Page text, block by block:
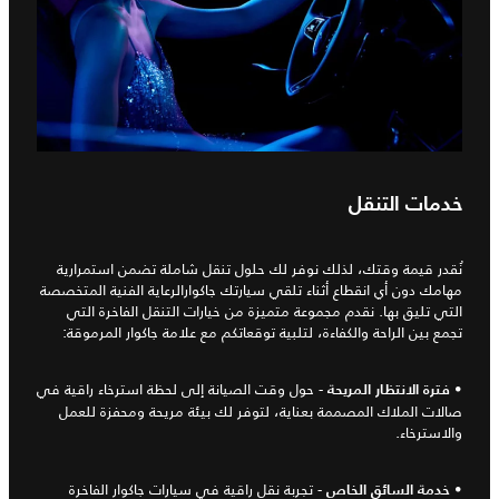
خدمات التنقل
نُقدر قيمة وقتك، لذلك نوفر لك حلول تنقل شاملة تضمن استمرارية
مهامك دون أي انقطاع أثناء تلقي سيارتك جاكوارالرعاية الفنية المتخصصة
التي تليق بها. نقدم مجموعة متميزة من خيارات التنقل الفاخرة التي
تجمع بين الراحة والكفاءة، لتلبية توقعاتكم مع علامة جاكوار المرموقة:
• فترة الانتظار المريحة - حول وقت الصيانة إلى لحظة استرخاء راقية في
صالات الملاك المصممة بعناية، لتوفر لك بيئة مريحة ومحفزة للعمل
والاسترخاء.
• خدمة السائق الخاص - تجربة نقل راقية في سيارات جاكوار الفاخرة